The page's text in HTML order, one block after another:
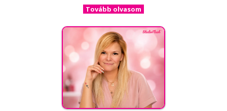
Tovább olvasom